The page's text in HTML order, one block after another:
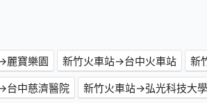
麗寶樂園 新竹火車站→台中火車站 新
台中慈濟醫院 新竹火車站→弘光科技大學